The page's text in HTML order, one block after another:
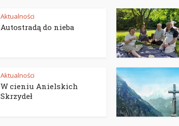
Aktualności
Autostradą do nieba
Aktualności
W cieniu Anielskich
Skrzydeł